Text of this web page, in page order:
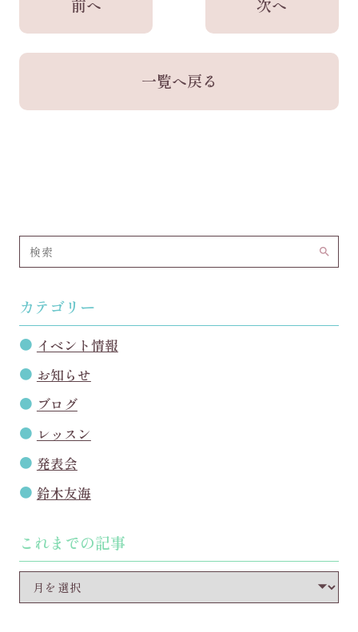
前へ
一覧へ戻る
次へ
search
カテゴリー
イベント情報
お知らせ
ブログ
レッスン
発表会
鈴木友海
これまでの記事